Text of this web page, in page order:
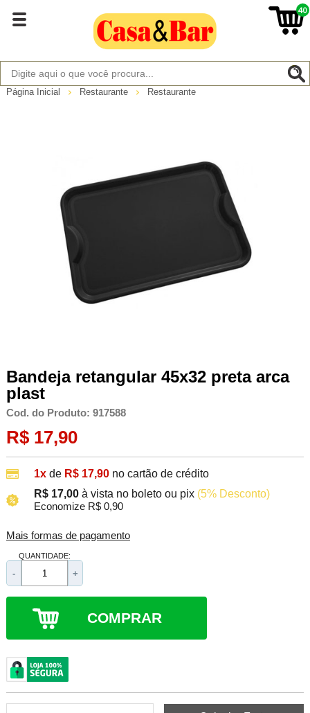
40
Página Inicial Restaurante Restaurante
Bandeja retangular 45x32 preta arca
plast
Cod. do Produto: 917588
R$ 17,90
1xde R$ 17,90 no cartão de crédito
R$ 17,00 à vista no boleto ou pix (5% Desconto)
Economize R$ 0,90
Mais formas de pagamento
QUANTIDADE:
- +
COMPRAR